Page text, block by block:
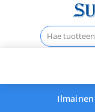
Haku: